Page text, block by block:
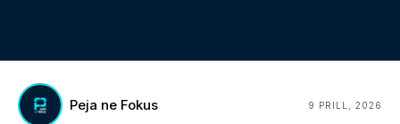
Peja ne Fokus 9 PRILL, 2026